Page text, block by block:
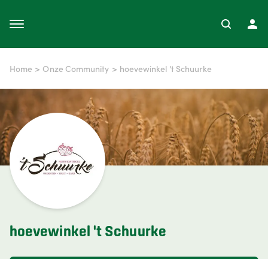
Home > Onze Community > hoevewinkel 't Schuurke
hoevewinkel 't Schuurke